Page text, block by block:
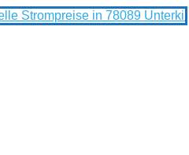
Strompreise in 78089